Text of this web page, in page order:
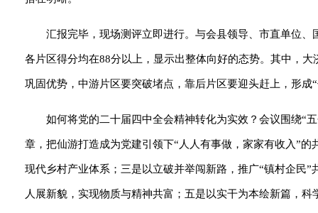
汇报完毕，现场测评立即进行。与会县领导、市直单位
各片区得分均在88分以上，显示出整体向好的态势。其中，
巩固优势，中游片区要突破堵点，靠后片区要迎头赶上，形成
如何将党的二十届四中全会精神转化为实效？会议围绕“
章，把仙游打造成为党建引领下“人人有事做，家家有收入”
现代乡村产业体系；三是以立破并举闯新路，推广“镇村企民
人展新貌，实现物质与精神共富；五是以实干为本绘新篇，